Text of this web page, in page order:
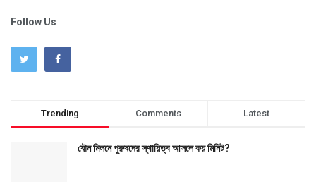
Follow Us
Trending Comments Latest
যৌন মিলনে পুরুষদের স্থায়িত্ব আসলে কয় মিনিট?